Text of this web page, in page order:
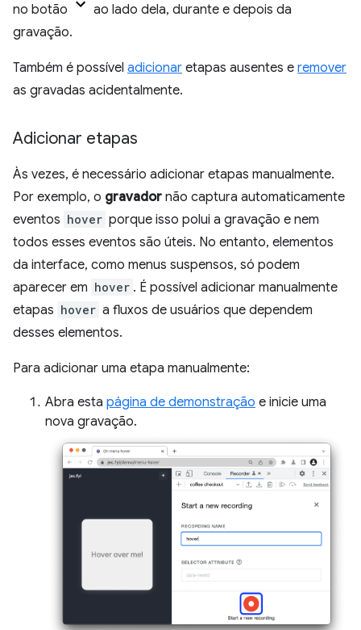
no botão
ao lado dela, durante e depois da
gravação.
Também é possível adicionar etapas ausentes e remover
as gravadas acidentalmente.
Adicionar etapas
Às vezes, é necessário adicionar etapas manualmente.
Por exemplo, o gravador não captura automaticamente
eventos hover porque isso polui a gravação e nem
todos esses eventos são úteis. No entanto, elementos
da interface, como menus suspensos, só podem
aparecer em hover . É possível adicionar manualmente
etapas hover a fluxos de usuários que dependem
desses elementos.
Para adicionar uma etapa manualmente:
Abra esta página de demonstração e inicie uma
nova gravação.